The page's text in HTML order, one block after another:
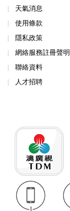
天氣消息
使用條款
隱私政策
網絡服務註冊聲明
聯絡資料
人才招聘